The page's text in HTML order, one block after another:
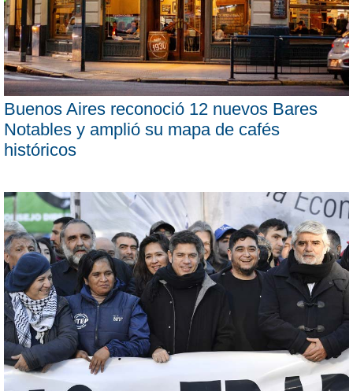
Buenos Aires reconoció 12 nuevos Bares
Notables y amplió su mapa de cafés
históricos